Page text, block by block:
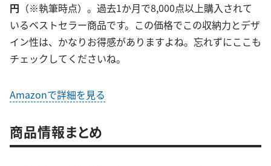
円 （※執筆時点）。過去1か月で8,000点以上購入されて
いるベストセラー商品です。この価格でこの収納力とデザ
イン性は、かなりお得感がありますよね。忘れずにここも
チェックしてくださいね。
Amazonで詳細を見る
商品情報まとめ